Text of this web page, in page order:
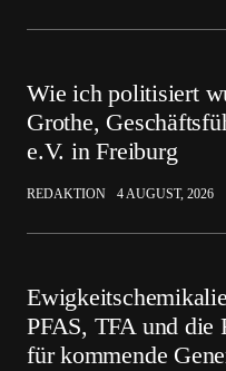
Wie ich politisiert
Grothe,
e.V. in Freiburg
REDAKTION 4 AUGUST, 2026
PFAS, TFA und die
für kommende